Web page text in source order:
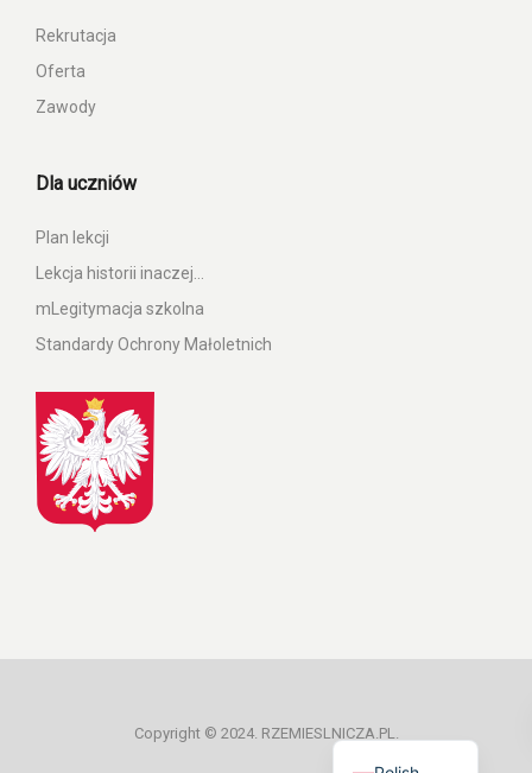
Rekrutacja
Oferta
Zawody
Dla uczniów
Plan lekcji
Lekcja historii inaczej…
mLegitymacja szkolna
Standardy Ochrony Małoletnich
Copyright © 2024. RZEMIESLNICZA.PL.Ukrainian